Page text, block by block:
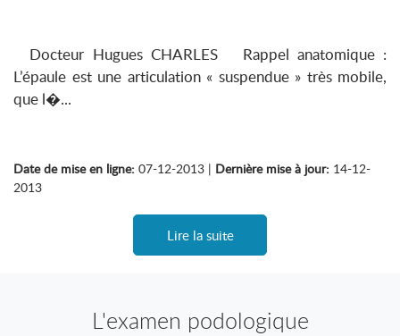
Docteur Hugues CHARLES Rappel anatomique :
L’épaule est une articulation « suspendue » très mobile,
que l�...
Date de mise en ligne: 07-12-2013 | Dernière mise à jour: 14-12-
2013
Lire la suite
L'examen podologique